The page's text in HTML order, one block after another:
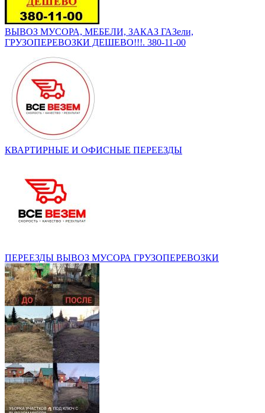
ВЫВОЗ МУСОРА, МЕБЕЛИ, ЗАКАЗ ГАЗели,
ГРУЗОПЕРЕВОЗКИ ДЕШЕВО!!!. 380-11-00
КВАРТИРНЫЕ И ОФИСНЫЕ ПЕРЕЕЗДЫ
ПЕРЕЕЗДЫ ВЫВОЗ МУСОРА ГРУЗОПЕРЕВОЗКИ